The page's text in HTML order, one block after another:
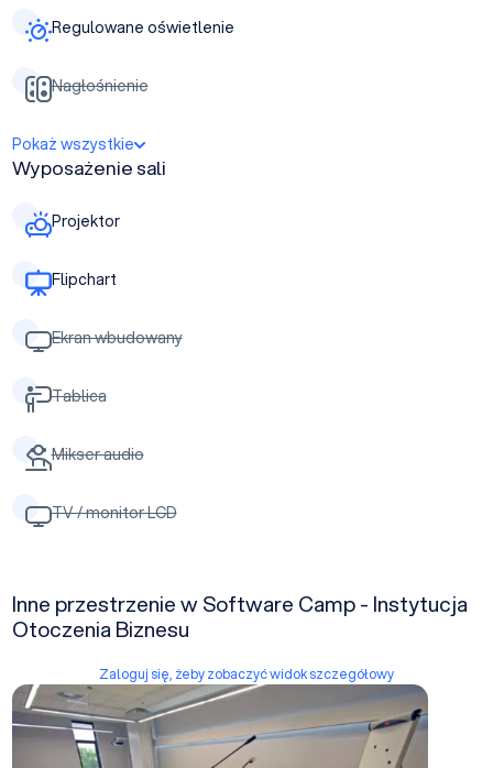
Regulowane oświetlenie
Nagłośnienie
Pokaż wszystkie
Wyposażenie sali
Projektor
Flipchart
Ekran wbudowany
Tablica
Mikser audio
TV / monitor LCD
Inne przestrzenie w Software Camp - Instytucja
Otoczenia Biznesu
Zaloguj się, żeby zobaczyć widok szczegółowy
Sala konferencyjna duża